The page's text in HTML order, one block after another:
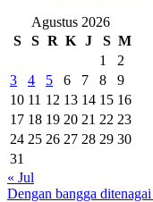
Agustus 2026
S
S R K J S M
1
2
3
4 5 6 7 8
9
10 11 12 13 14 15 16
17 18 19 20 21 22 23
24 25 26 27 28 29 30
31
« Jul
Dengan bangga